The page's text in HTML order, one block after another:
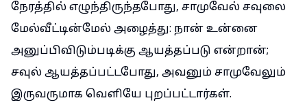
நேரத்தில் எழுந்திருந்தபோது, சாமுவேல் சவுலை
மேல்வீட்டின்மேல் அழைத்து: நான் உன்னை
அனுப்பிவிடும்படிக்கு ஆயத்தப்படு என்றான்;
சவுல் ஆயத்தப்பட்டபோது, அவனும் சாமுவேலும்
இருவருமாக வெளியே புறப்பட்டார்கள்.